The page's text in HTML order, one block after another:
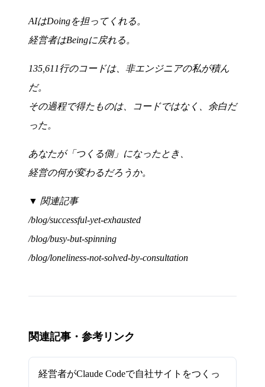
AIはDoingを担ってくれる。
経営者はBeingに戻れる。
135,611行のコードは、非エンジニアの私が積ん
だ。
その過程で得たものは、コードではなく、余白だ
った。
あなたが「つくる側」になったとき、
経営の何が変わるだろうか。
▼ 関連記事
/blog/successful-yet-exhausted
/blog/busy-but-spinning
/blog/loneliness-not-solved-by-consultation
関連記事・参考リンク
経営者がClaude Codeで自社サイトをつくっ